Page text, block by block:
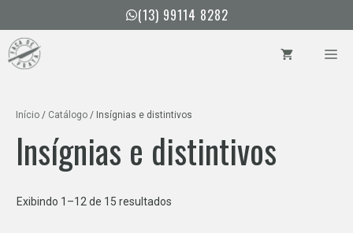
para
conteúdo
(13) 99114 8282
Início / Catálogo / Insígnias e distintivos
Insígnias e distintivos
Exibindo 1–12 de 15 resultados